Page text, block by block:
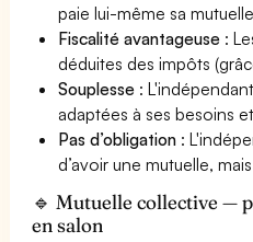
paie lui-même sa
Fiscalité avantageuse :
déduites des impôts
Souplesse :
adaptées à ses besoins
Pas d’obligation :
d’avoir une mutuelle,
🔹 Mutuelle collective —
en salon